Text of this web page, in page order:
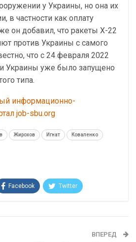
у Украины, но она их
в частности как оплату
он добавил, что ракеты Х-22
против Украины с самого
что с 24 февраля 2022
Украины уже было запущено
типа.
информационно-
job-sbu.org
Жирохов Игнат Коваленко
Facebook Twitter
ВПЕРЕД